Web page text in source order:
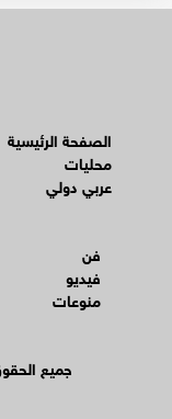
الصفحة الرئيسية
محليات
عربي دولي
فن
فيديو
منوعات
© جميع